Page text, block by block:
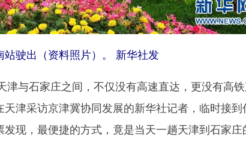
驶出（资料照片）。 新华社发
与石家庄之间，不仅没有高速直达，更没有高
津采访京津冀协同发展的新华社记者，临时接到
现，最便捷的方式，竟是当天一趟天津到石家庄